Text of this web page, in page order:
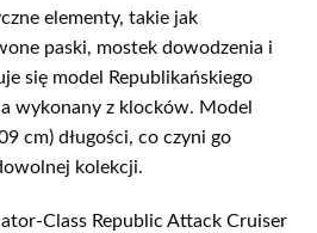
elementy, takie jak
paski, mostek dowodzenia i
się model Republikańskiego
wykonany z klocków. Model
cm) długości, co czyni go
kolekcji.
Class Republic Attack Cruiser